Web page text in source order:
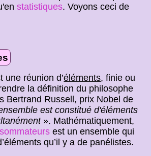
statistiques. Voyons ceci de
une réunion d’éléments, finie ou
la définition du philosophe
Bertrand Russell, prix Nobel de
est constitué d'éléments
». Mathématiquement,
est un ensemble qui
qu’il y a de panélistes.